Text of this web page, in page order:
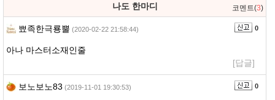
나도 한마디 코멘트(3)
뾰족한극룡뿔 (2020-02-22 21:58:44) 0
아나 마스터소재인줄
[답글]
보노보노83 (2019-11-01 19:30:53) 0